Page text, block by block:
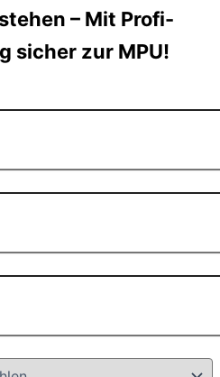
– Mit Profi-
sicher zur MPU!